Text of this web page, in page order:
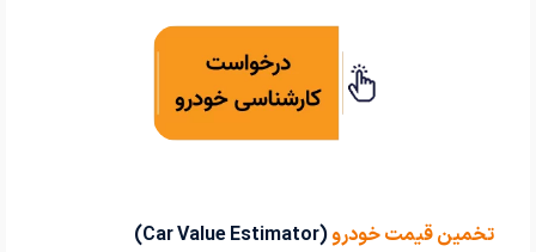
تخمین قیمت خودرو(Car Value Estimator)